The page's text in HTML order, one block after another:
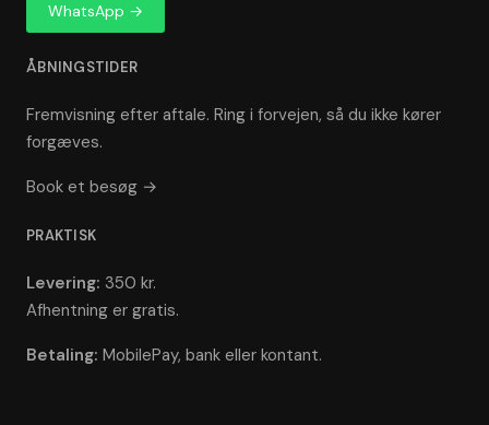
WhatsApp →
ÅBNINGSTIDER
Fremvisning efter aftale. Ring i forvejen, så du ikke kører
forgæves.
Book et besøg →
PRAKTISK
Levering: 350 kr.
Afhentning er gratis.
Betaling: MobilePay, bank eller kontant.